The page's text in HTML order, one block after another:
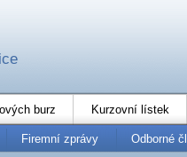
burz Kurzovní lístek
Firemní zprávy Odborné